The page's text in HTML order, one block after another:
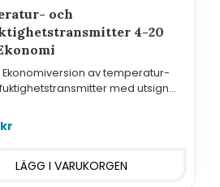
och
4-20
- Ekonomiversion av temperatur-
med utsignal
kr